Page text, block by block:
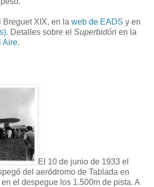
Breguet XIX, en la web de EADS y en
. Detalles sobre el Superbidón en la
Aire.
El 10 de junio de 1933 el
del aeródromo de Tablada en
el despegue los 1.500m de pista. A